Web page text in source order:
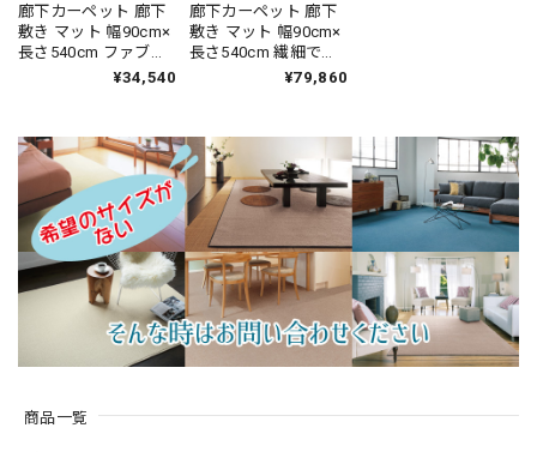
商品一覧
廊下カーペット 廊下
敷き マット 幅90cm×
長さ540cm ファブリ
ーズ カーペット「消
元を90％以上カッ
ト！インテリアコー
ディネートしやすい
シンプルな無地ルー
プタイプ 全3色 防炎
ラベル付『アスポッ
プル/PPL』
¥34,540
廊下カーペット 廊下
敷き マット 幅90cm×
長さ540cm 繊細で華
やかなグレード感あ
ルトン織カーペット
全4色 防炎ラベル付
『アスレヴー
ル/REV』
¥79,860